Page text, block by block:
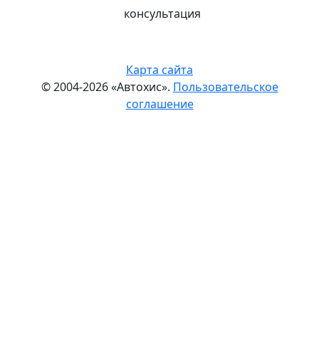
консультация
Карта сайта
© 2004-2026 «Автохис». Пользовательское
соглашение